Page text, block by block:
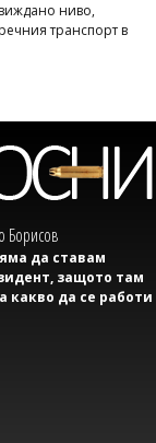
ниво,
транспорт в
Борисов
да ставам
защото там
какво да се работи